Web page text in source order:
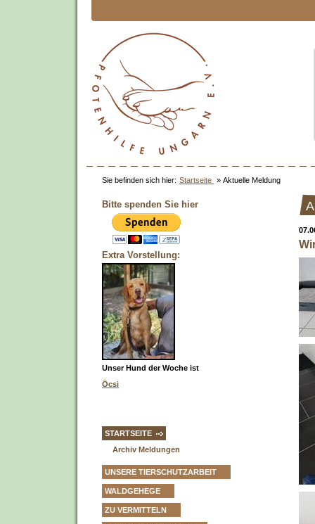
Sie befinden sich hier: Startseite » Aktuelle Meldung
Bitte spenden Sie hier
Extra Vorstellung:
Unser Hund der Woche ist
Öcsi
STARTSEITE
Archiv Meldungen
UNSERE TIERSCHUTZARBEIT
WALDGEHEGE
ZU VERMITTELN